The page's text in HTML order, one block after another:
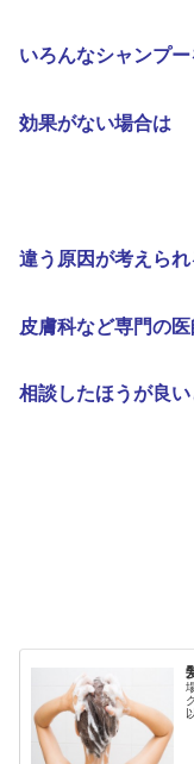
いろんなシャンプ
効果がない場合は
違う原因が考えら
皮膚科など専門の医
相談したほうが良い